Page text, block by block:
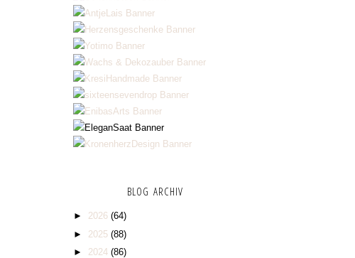
BLOG ARCHIV
► 2026 (64)
► 2025 (88)
► 2024 (86)